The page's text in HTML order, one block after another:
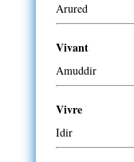
Arured
Vivant
Amuddir
Vivre
Idir